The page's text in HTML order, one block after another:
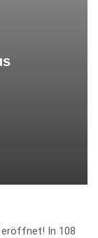
eröffnet! In 108